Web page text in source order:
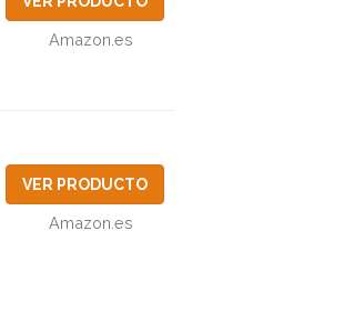
Amazon.es
VER PRODUCTO
Amazon.es